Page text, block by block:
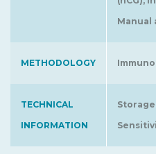
Manual
METHODOLOGY
TECHNICAL
INFORMATION